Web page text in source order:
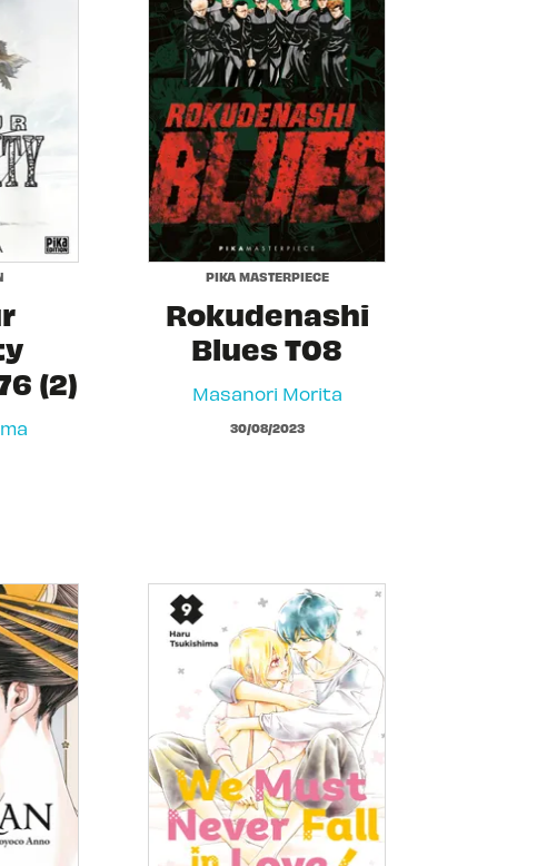
(2)
PIKA MASTERPIECE
Rokudenashi
Blues T08
Masanori Morita
30/08/2023